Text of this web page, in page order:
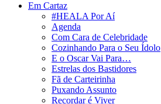
Em Cartaz
#HEALA Por Aí
Agenda
Com Cara de Celebridade
Cozinhando Para o Seu Ídolo
E o Oscar Vai Para…
Estrelas dos Bastidores
Fã de Carteirinha
Puxando Assunto
Recordar é Viver